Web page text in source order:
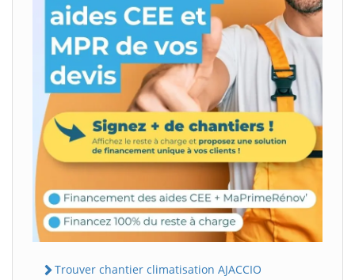
Trouver chantier climatisation AJACCIO